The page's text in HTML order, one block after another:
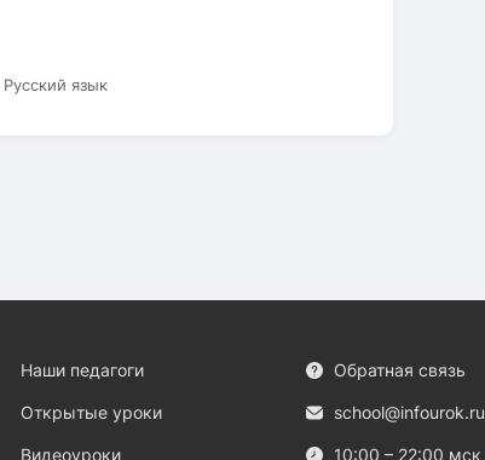
язык
Наши педагоги
Открытые уроки
Видеоуроки
Обратная связь
school@infourok.ru
10:00 – 22:00 мск